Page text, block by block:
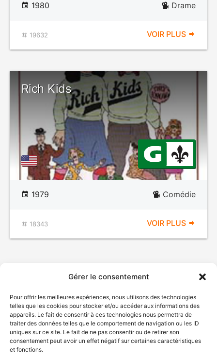
Gérer le consentement
Pour offrir les meilleures expériences, nous utilisons des technologies
telles que les cookies pour stocker et/ou accéder aux informations des
appareils. Le fait de consentir à ces technologies nous permettra de
traiter des données telles que le comportement de navigation ou les ID
uniques sur ce site. Le fait de ne pas consentir ou de retirer son
consentement peut avoir un effet négatif sur certaines caractéristiques
et fonctions.
1980 Drame
19632 VOIR PLUS
Rich Kids
1979 Comédie
18343 VOIR PLUS
© Gouvernement du Québec, 2026